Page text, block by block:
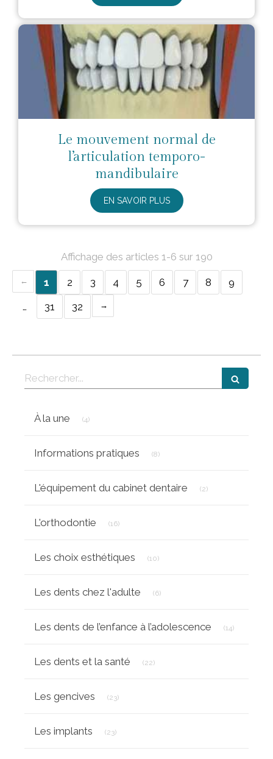
Le mouvement normal de
l’articulation temporo-
mandibulaire
EN SAVOIR PLUS
Affichage des articles 1-6 sur 190
1 2 3 4 5 6 7 8
9
…
31 32
Rechercher
À la une (4)
Informations pratiques (8)
L'équipement du cabinet dentaire (2)
L'orthodontie (16)
Les choix esthétiques (10)
Les dents chez l'adulte (6)
Les dents de l’enfance à l’adolescence (14)
Les dents et la santé (22)
Les gencives (23)
Les implants (23)